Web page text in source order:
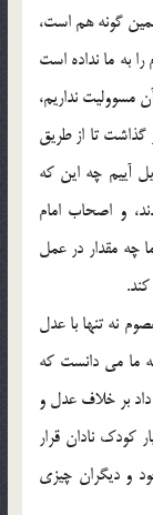
گونه هم است،
به ما نداده است
مسوولیت نداریم،
گذاشت تا از طریق
آییم چه این که
و اصحاب امام
چه مقدار در عمل
نه تنها با عدل
ما می دانست که
داد بر خلاف عدل و
نادان قرار
و دیگران چیزی